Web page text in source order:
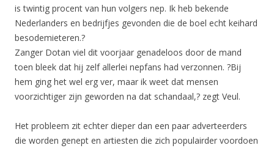
is twintig procent van hun volgers nep. Ik heb bekende
Nederlanders en bedrijfjes gevonden die de boel echt keihard
besodemieteren.?
Zanger Dotan viel dit voorjaar genadeloos door de mand
toen bleek dat hij zelf allerlei nepfans had verzonnen. ?Bij
hem ging het wel erg ver, maar ik weet dat mensen
voorzichtiger zijn geworden na dat schandaal,? zegt Veul.
Het probleem zit echter dieper dan een paar adverteerders
die worden genept en artiesten die zich populairder voordoen